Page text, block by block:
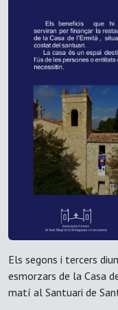
Els segons i tercers
esmorzars de la Casa
matí al Santuari de